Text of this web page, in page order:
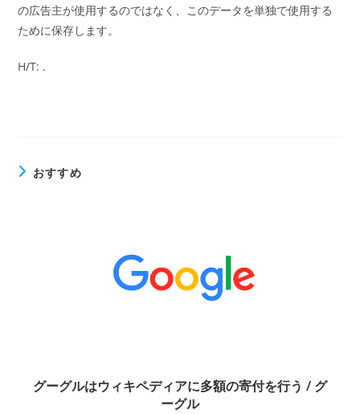
の広告主が使用するのではなく、このデータを単独で使用する
ために保存します。
H/T: .
おすすめ
グーグルはウィキペディアに多額の寄付を行う / グ
ーグル